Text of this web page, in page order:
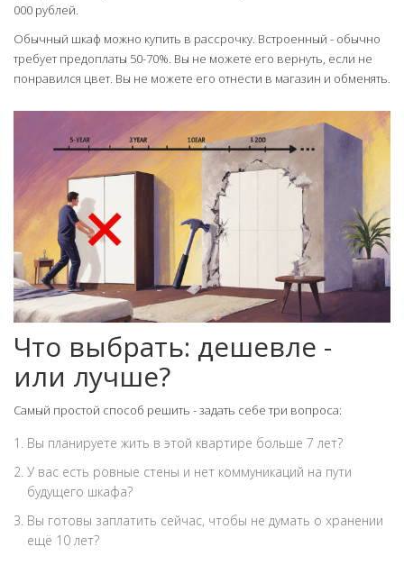
000 рублей.
Обычный шкаф можно купить в рассрочку. Встроенный - обычно
требует предоплаты 50-70%. Вы не можете его вернуть, если не
понравился цвет. Вы не можете его отнести в магазин и обменять.
Что выбрать: дешевле -
или лучше?
Самый простой способ решить - задать себе три вопроса:
Вы планируете жить в этой квартире больше 7 лет?
У вас есть ровные стены и нет коммуникаций на пути
будущего шкафа?
Вы готовы заплатить сейчас, чтобы не думать о хранении
ещё 10 лет?